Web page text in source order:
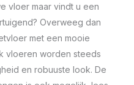
vloer maar vindt u een
Overweeg dan
met een mooie
vloeren worden steeds
en robuuste look. De